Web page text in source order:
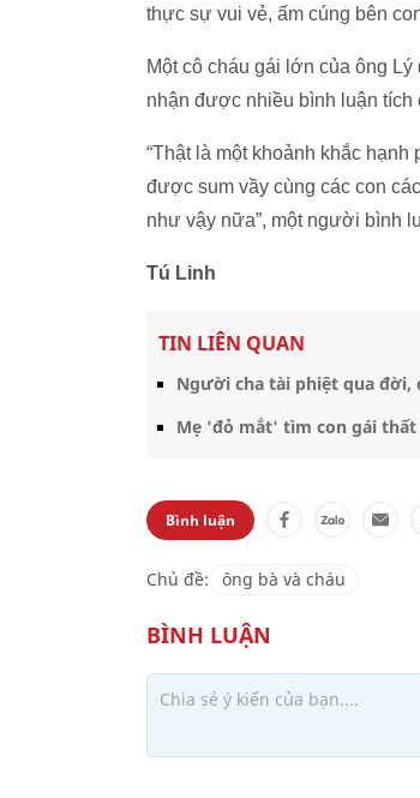
thực sự vui vẻ, ấm cúng bên
Một cô cháu gái lớn của ông
nhận được nhiều bình luận tích
“Thật là một khoảnh khắc
được sum vầy cùng các con
như vậy nữa”, một người bình
Tú Linh
TIN LIÊN QUAN
Người cha tài phiệt qua đời,
Mẹ 'đỏ mắt' tìm con gái
Bình luận
Chủ đề: ông bà và cháu